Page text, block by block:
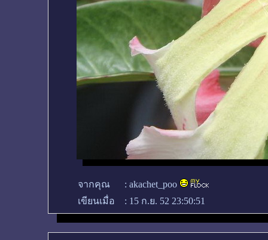
จากคุณ : akachet_poo
เขียนเมื่อ
: 15 ก.ย. 52 23:50:51